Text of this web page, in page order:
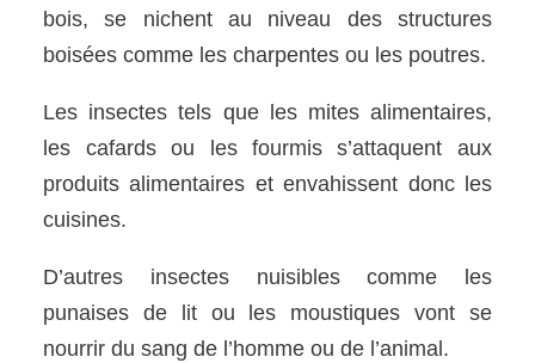
bois, se nichent au niveau des structures
boisées comme les charpentes ou les poutres.
Les insectes tels que les mites alimentaires,
les cafards ou les fourmis s’attaquent aux
produits alimentaires et envahissent donc les
cuisines.
D’autres insectes nuisibles comme les
punaises de lit ou les moustiques vont se
nourrir du sang de l’homme ou de l’animal.